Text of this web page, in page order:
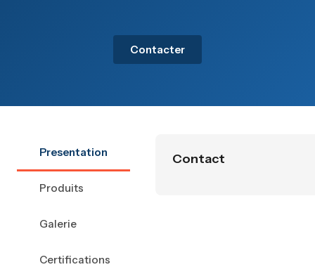
Contacter
Presentation
Produits
Galerie
Certifications
Contact